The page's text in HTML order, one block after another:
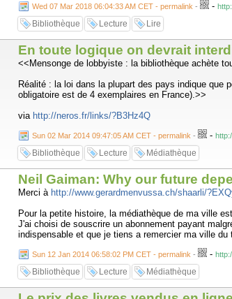
Wed 07 Mar 2018 06:04:33 AM CET - permalink - -
Bibliothèque Lecture Lire
En toute logique on devrait
<<Mensonge de lobbyiste : la bibliothèque achète
Réalité : la loi dans la plupart des pays indique que
obligatoire est de 4 exemplaires en France).>>
via http://neros.fr/links/?B3Hz4Q
Sun 02 Mar 2014 09:47:05 AM CET - permalink - -
Bibliothèque Lecture Médiathèque
Neil Gaiman: Why our future
Merci à http://www.gerardmenvussa.ch/shaarli/
Pour la petite histoire, la médiathèque de ma ville
J'ai choisi de souscrire un abonnement payant
indispensable et que je tiens a remercier ma ville du
Sun 12 Jan 2014 06:58:02 PM CET - permalink - -
Bibliothèque Lecture Médiathèque